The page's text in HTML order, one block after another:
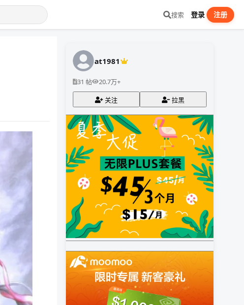
搜索 登录 注册
at1981
31 帖 20.7万+
关注 拉黑